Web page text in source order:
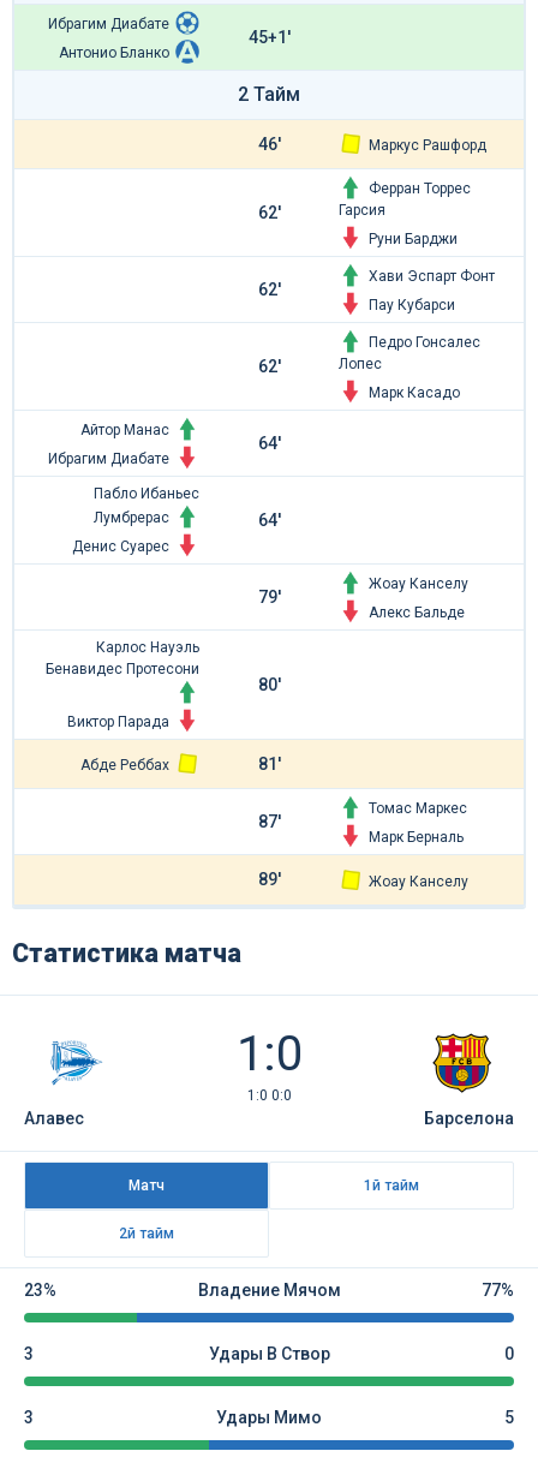
Ибрагим Диабате
Антонио Бланко
45+1'
2 Тайм
46' Маркус Рашфорд
62'
Ферран Торрес
Гарсия
Руни Барджи
62'
Хави Эспарт Фонт
Пау Кубарси
62'
Педро Гонсалес
Лопес
Марк Касадо
Айтор Манас
Ибрагим Диабате
64'
Пабло Ибаньес
Лумбрерас
Денис Суарес
64'
79'
Жоау Канселу
Алекс Бальде
Карлос Науэль
Бенавидес Протесони
Виктор Парада
80'
Абде Реббах 81'
87'
Томас Маркес
Марк Берналь
89' Жоау Канселу
Статистика матча
1:0
1:0 0:0
Алавес Барселона
Матч 1й тайм
2й тайм
23% Владение Мячом 77%
3 Удары В Створ 0
3 Удары Мимо 5